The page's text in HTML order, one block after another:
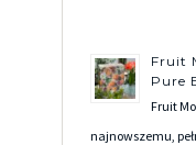
Fruit
Pure
Fruit
najnowszemu,